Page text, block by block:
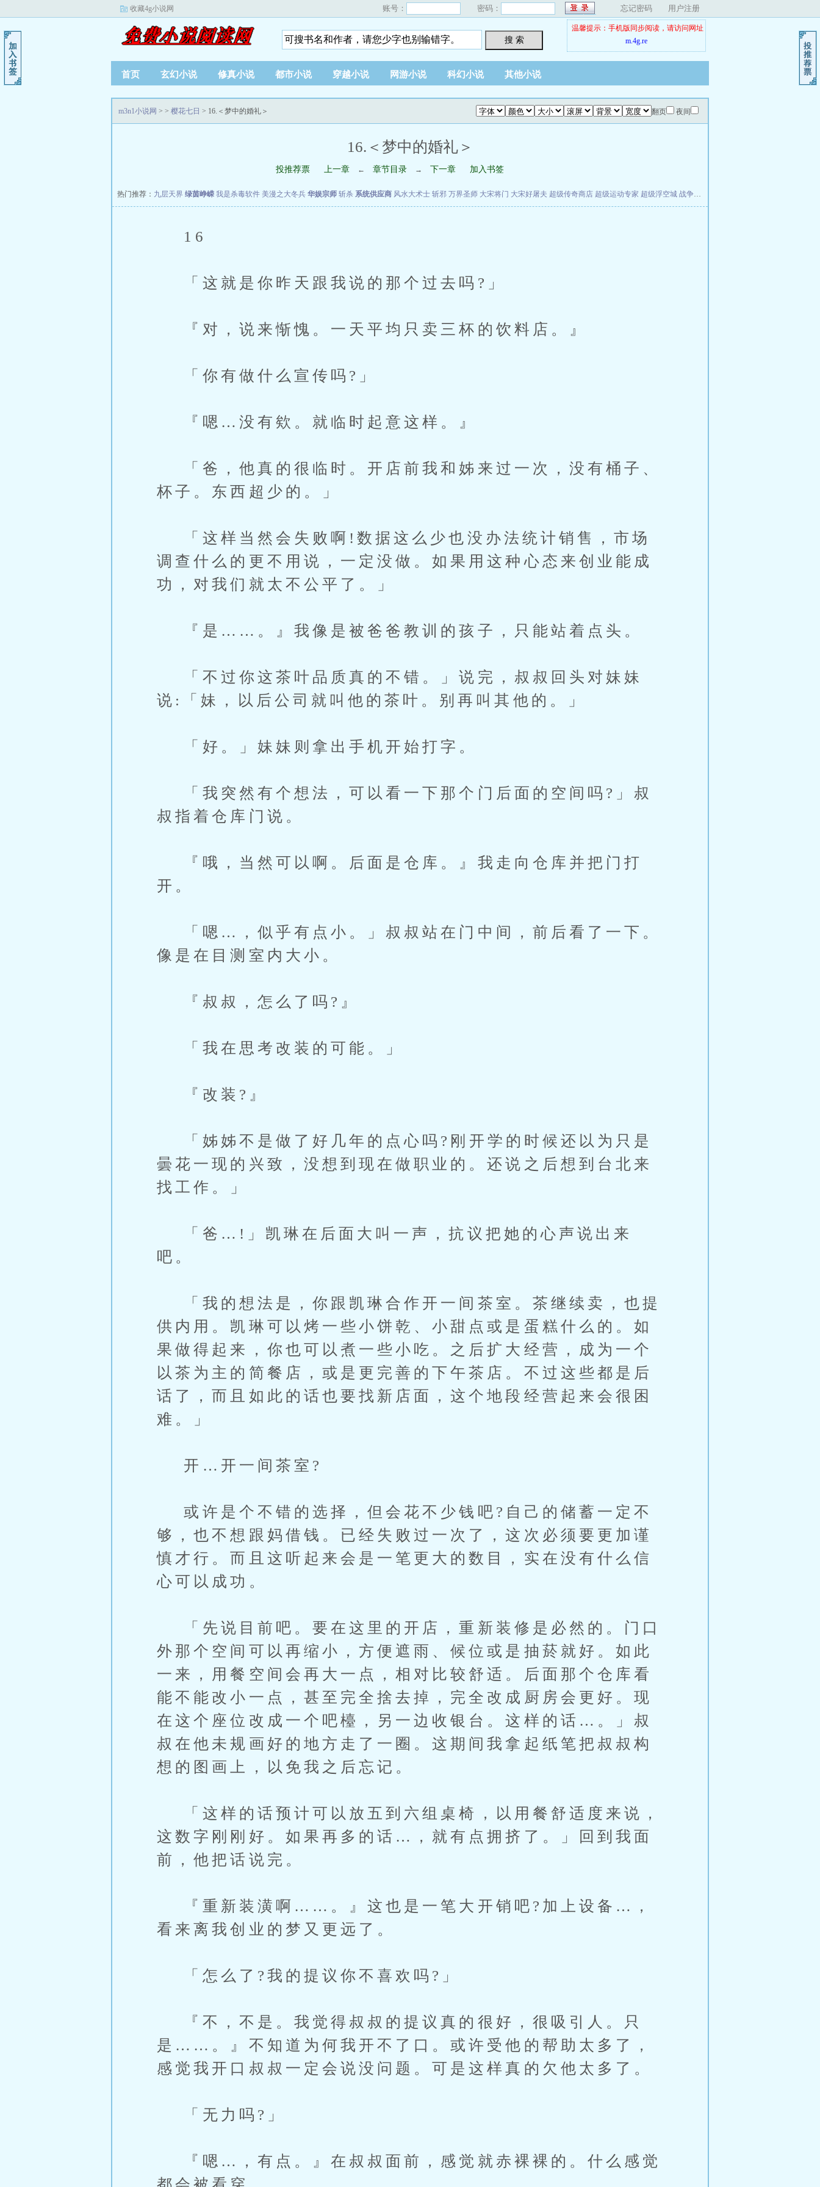
收藏4g小说网 账号： 密码： 忘记密码 用户注册
搜 索
温馨提示：手机版同步阅读，请访问网址
m.4g.re
首页 玄幻小说 修真小说 都市小说 穿越小说 网游小说 科幻小说 其他小说
翻页 夜间
m3n1小说网 > > 樱花七日 > 16.＜梦中的婚礼＞
16.＜梦中的婚礼＞
投推荐票 上一章 ← 章节目录 → 下一章 加入书签
热门推荐： 九层天界 绿茵峥嵘 我是杀毒软件 美漫之大冬兵 华娱宗师 斩杀 系统供应商 风水大术士 斩邪 万界圣师 大宋将门 大宋好屠夫 超级传奇商店 超级运动专家 超级浮空城 战争天堂
16
「这就是你昨天跟我说的那个过去吗?」
『对，说来惭愧。一天平均只卖三杯的饮料店。』
「你有做什么宣传吗?」
『嗯…没有欸。就临时起意这样。』
「爸，他真的很临时。开店前我和姊来过一次，没有桶子、
杯子。东西超少的。」
「这样当然会失败啊!数据这么少也没办法统计销售，市场
调查什么的更不用说，一定没做。如果用这种心态来创业能成
功，对我们就太不公平了。」
『是……。』我像是被爸爸教训的孩子，只能站着点头。
「不过你这茶叶品质真的不错。」说完，叔叔回头对妹妹
说:「妹，以后公司就叫他的茶叶。别再叫其他的。」
「好。」妹妹则拿出手机开始打字。
「我突然有个想法，可以看一下那个门后面的空间吗?」叔
叔指着仓库门说。
『哦，当然可以啊。后面是仓库。』我走向仓库并把门打
开。
「嗯…，似乎有点小。」叔叔站在门中间，前后看了一下。
像是在目测室内大小。
『叔叔，怎么了吗?』
「我在思考改装的可能。」
『改装?』
「姊姊不是做了好几年的点心吗?刚开学的时候还以为只是
曇花一现的兴致，没想到现在做职业的。还说之后想到台北来
找工作。」
「爸…!」凯琳在后面大叫一声，抗议把她的心声说出来
吧。
「我的想法是，你跟凯琳合作开一间茶室。茶继续卖，也提
供内用。凯琳可以烤一些小饼乾、小甜点或是蛋糕什么的。如
果做得起来，你也可以煮一些小吃。之后扩大经营，成为一个
以茶为主的简餐店，或是更完善的下午茶店。不过这些都是后
话了，而且如此的话也要找新店面，这个地段经营起来会很困
难。」
开…开一间茶室?
或许是个不错的选择，但会花不少钱吧?自己的储蓄一定不
够，也不想跟妈借钱。已经失败过一次了，这次必须要更加谨
慎才行。而且这听起来会是一笔更大的数目，实在没有什么信
心可以成功。
「先说目前吧。要在这里的开店，重新装修是必然的。门口
外那个空间可以再缩小，方便遮雨、候位或是抽菸就好。如此
一来，用餐空间会再大一点，相对比较舒适。后面那个仓库看
能不能改小一点，甚至完全捨去掉，完全改成厨房会更好。现
在这个座位改成一个吧檯，另一边收银台。这样的话…。」叔
叔在他未规画好的地方走了一圈。这期间我拿起纸笔把叔叔构
想的图画上，以免我之后忘记。
「这样的话预计可以放五到六组桌椅，以用餐舒适度来说，
这数字刚刚好。如果再多的话…，就有点拥挤了。」回到我面
前，他把话说完。
『重新装潢啊……。』这也是一笔大开销吧?加上设备…，
看来离我创业的梦又更远了。
「怎么了?我的提议你不喜欢吗?」
『不，不是。我觉得叔叔的提议真的很好，很吸引人。只
是……。』不知道为何我开不了口。或许受他的帮助太多了，
感觉我开口叔叔一定会说没问题。可是这样真的欠他太多了。
「无力吗?」
『嗯…，有点。』在叔叔面前，感觉就赤裸裸的。什么感觉